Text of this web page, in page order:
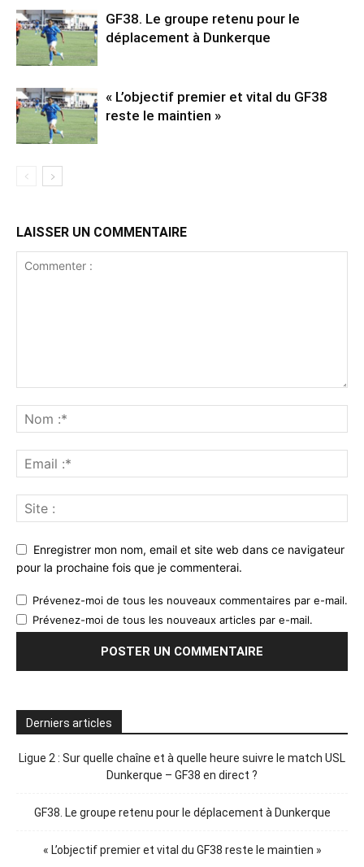
GF38. Le groupe retenu pour le
déplacement à Dunkerque
« L’objectif premier et vital du GF38
reste le maintien »
LAISSER UN COMMENTAIRE
Enregistrer mon nom, email et site web dans ce navigateur
pour la prochaine fois que je commenterai.
Prévenez-moi de tous les nouveaux commentaires par e-mail.
Prévenez-moi de tous les nouveaux articles par e-mail.
Derniers articles
Ligue 2 : Sur quelle chaîne et à quelle heure suivre le match USL
Dunkerque – GF38 en direct ?
GF38. Le groupe retenu pour le déplacement à Dunkerque
« L’objectif premier et vital du GF38 reste le maintien »